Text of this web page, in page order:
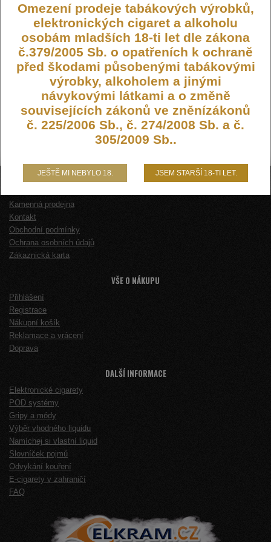
Kamenná prodejna
Kontakt
Obchodní podmínky
Ochrana osobních údajů
Zákaznická karta
VŠE O NÁKUPU
Přihlášení
Registrace
Nákupní košík
Reklamace a vrácení
Doprava
DALŠÍ INFORMACE
Elektronické cigarety
POD systémy
Gripy a módy
Výběr vhodného liquidu
Namíchej si vlastní liquid
Slovníček pojmů
Odvykání kouření
E-cigarety v zahraničí
FAQ
Omezení prodeje tabákových výrobků,
elektronických cigaret a alkoholu
osobám mladších 18-ti let dle zákona
č.379/2005 Sb. o opatřeních k ochraně
před škodami působenými tabákovými
výrobky, alkoholem a jinými
návykovými látkami a o změně
souvisejících zákonů ve zněnízákonů
č. 225/2006 Sb., č. 274/2008 Sb. a č.
305/2009 Sb..
JEŠTĚ MI NEBYLO 18. JSEM STARŠÍ 18-TI LET.